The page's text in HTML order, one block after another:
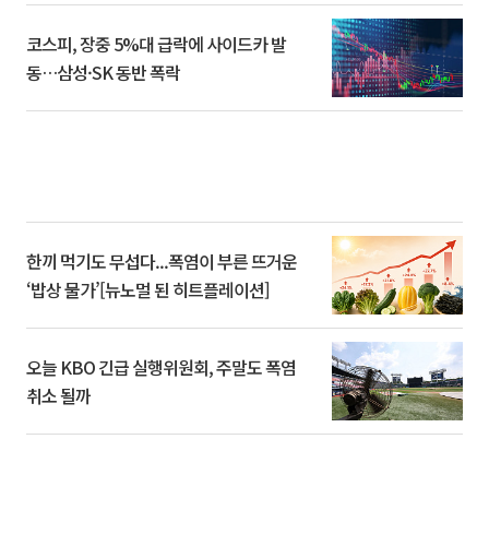
코스피, 장중 5%대 급락에 사이드카 발
동…삼성·SK 동반 폭락
한끼 먹기도 무섭다...폭염이 부른 뜨거운
‘밥상 물가’[뉴노멀 된 히트플레이션]
오늘 KBO 긴급 실행위원회, 주말도 폭염
취소 될까